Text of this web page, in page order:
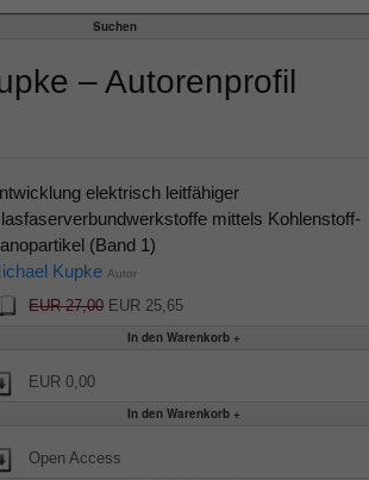
– Autorenprofil
elektrisch leitfähiger
mittels Kohlenstoff-
(Band 1)
Kupke Autor
EUR 27,00EUR 25,65
EUR 0,00
Open Access